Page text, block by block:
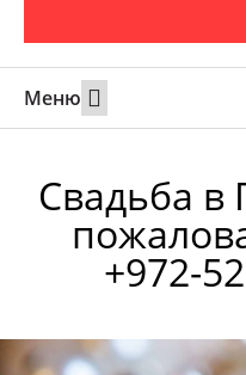
Меню
Свадьба в
+972-